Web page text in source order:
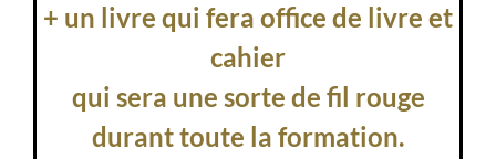
+ un livre qui fera office de livre et
cahier
qui sera une sorte de fil rouge
durant toute la formation.